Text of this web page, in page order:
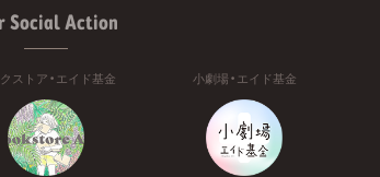
Social Action
ストア・エイド基金 小劇場・エイド基金